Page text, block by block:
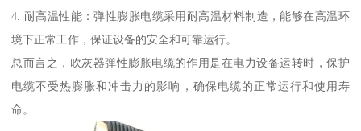
4. 耐高温性能：弹性膨胀电缆采用耐高温材料制造，能够在高温环
境下正常工作，保证设备的安全和可靠运行。
总而言之，吹灰器弹性膨胀电缆的作用是在电力设备运转时，保护
电缆不受热膨胀和冲击力的影响，确保电缆的正常运行和使用寿
命。